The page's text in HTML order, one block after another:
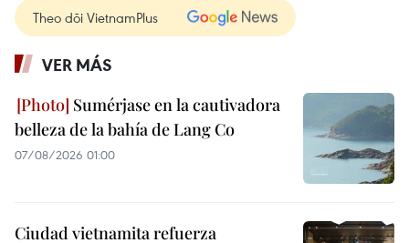
Theo dõi VietnamPlus
VER MÁS
Sumérjase en la cautivadora
belleza de la bahía de Lang Co
07/08/2026 01:00
Ciudad vietnamita refuerza